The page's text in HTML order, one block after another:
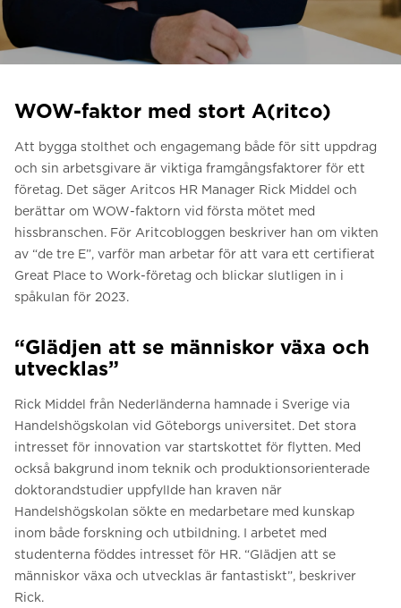
Be om ett offertförslag
Kontakta oss
FAQ
SV
WOW-faktor med stort A(ritco)
Att bygga stolthet och engagemang både för sitt uppdrag
och sin arbetsgivare är viktiga framgångsfaktorer för ett
företag. Det säger Aritcos HR Manager Rick Middel och
berättar om WOW-faktorn vid första mötet med
hissbranschen. För Aritcobloggen beskriver han om vikten
av “de tre E”, varför man arbetar för att vara ett certifierat
Great Place to Work-företag och blickar slutligen in i
spåkulan för 2023.
“Glädjen att se människor växa och
utvecklas”
Rick Middel från Nederländerna hamnade i Sverige via
Handelshögskolan vid Göteborgs universitet. Det stora
intresset för innovation var startskottet för flytten. Med
också bakgrund inom teknik och produktionsorienterade
doktorandstudier uppfyllde han kraven när
Handelshögskolan sökte en medarbetare med kunskap
inom både forskning och utbildning. I arbetet med
studenterna föddes intresset för HR. “Glädjen att se
människor växa och utvecklas är fantastiskt”, beskriver
Rick.